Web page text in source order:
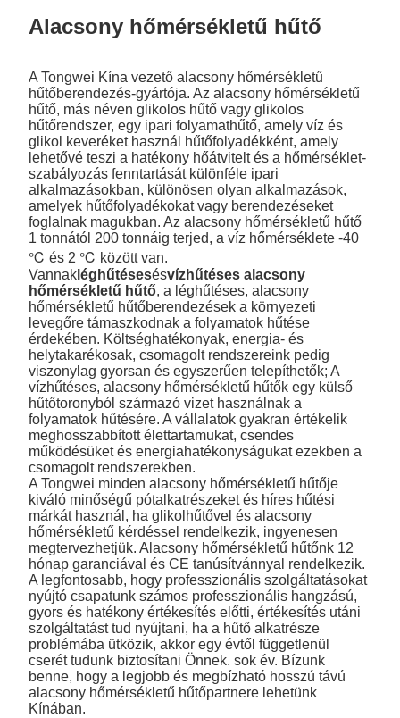
Alacsony hőmérsékletű hűtő
A Tongwei Kína vezető alacsony hőmérsékletű
hűtőberendezés-gyártója. Az alacsony hőmérsékletű
hűtő, más néven glikolos hűtő vagy glikolos
hűtőrendszer, egy ipari folyamathűtő, amely víz és
glikol keveréket használ hűtőfolyadékként, amely
lehetővé teszi a hatékony hőátvitelt és a hőmérséklet-
szabályozás fenntartását különféle ipari
alkalmazásokban, különösen olyan alkalmazások,
amelyek hűtőfolyadékokat vagy berendezéseket
foglalnak magukban. Az alacsony hőmérsékletű hűtő
1 tonnától 200 tonnáig terjed, a víz hőmérséklete -40
℃ és 2 ℃ között van.
Vannak léghűtésesésvízhűtéses alacsony
hőmérsékletű hűtő, a léghűtéses, alacsony
hőmérsékletű hűtőberendezések a környezeti
levegőre támaszkodnak a folyamatok hűtése
érdekében. Költséghatékonyak, energia- és
helytakarékosak, csomagolt rendszereink pedig
viszonylag gyorsan és egyszerűen telepíthetők; A
vízhűtéses, alacsony hőmérsékletű hűtők egy külső
hűtőtoronyból származó vizet használnak a
folyamatok hűtésére. A vállalatok gyakran értékelik
meghosszabbított élettartamukat, csendes
működésüket és energiahatékonyságukat ezekben a
csomagolt rendszerekben.
A Tongwei minden alacsony hőmérsékletű hűtője
kiváló minőségű pótalkatrészeket és híres hűtési
márkát használ, ha glikolhűtővel és alacsony
hőmérsékletű kérdéssel rendelkezik, ingyenesen
megtervezhetjük. Alacsony hőmérsékletű hűtőnk 12
hónap garanciával és CE tanúsítvánnyal rendelkezik.
A legfontosabb, hogy professzionális szolgáltatásokat
nyújtó csapatunk számos professzionális hangzású,
gyors és hatékony értékesítés előtti, értékesítés utáni
szolgáltatást tud nyújtani, ha a hűtő alkatrésze
problémába ütközik, akkor egy évtől függetlenül
cserét tudunk biztosítani Önnek. sok év. Bízunk
benne, hogy a legjobb és megbízható hosszú távú
alacsony hőmérsékletű hűtőpartnere lehetünk
Kínában.